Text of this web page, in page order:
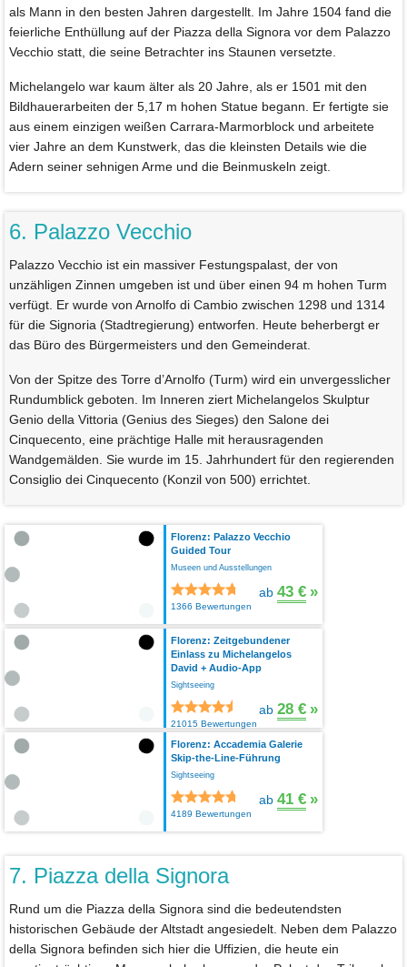
als Mann in den besten Jahren dargestellt. Im Jahre 1504 fand die
feierliche Enthüllung auf der Piazza della Signora vor dem Palazzo
Vecchio statt, die seine Betrachter ins Staunen versetzte.
Michelangelo war kaum älter als 20 Jahre, als er 1501 mit den
Bildhauerarbeiten der 5,17 m hohen Statue begann. Er fertigte sie
aus einem einzigen weißen Carrara-Marmorblock und arbeitete
vier Jahre an dem Kunstwerk, das die kleinsten Details wie die
Adern seiner sehnigen Arme und die Beinmuskeln zeigt.
6. Palazzo Vecchio
Palazzo Vecchio ist ein massiver Festungspalast, der von
unzähligen Zinnen umgeben ist und über einen 94 m hohen Turm
verfügt. Er wurde von Arnolfo di Cambio zwischen 1298 und 1314
für die Signoria (Stadtregierung) entworfen. Heute beherbergt er
das Büro des Bürgermeisters und den Gemeinderat.
Von der Spitze des Torre d’Arnolfo (Turm) wird ein unvergesslicher
Rundumblick geboten. Im Inneren ziert Michelangelos Skulptur
Genio della Vittoria (Genius des Sieges) den Salone dei
Cinquecento, eine prächtige Halle mit herausragenden
Wandgemälden. Sie wurde im 15. Jahrhundert für den regierenden
Consiglio dei Cinquecento (Konzil von 500) errichtet.
Florenz: Palazzo Vecchio
Guided Tour
Museen und Ausstellungen
1366 Bewertungen
ab 43 € »
Florenz: Zeitgebundener
Einlass zu Michelangelos
David + Audio-App
Sightseeing
21015 Bewertungen
ab 28 € »
Florenz: Accademia Galerie
Skip-the-Line-Führung
Sightseeing
4189 Bewertungen
ab 41 € »
7. Piazza della Signora
Rund um die Piazza della Signora sind die bedeutendsten
historischen Gebäude der Altstadt angesiedelt. Neben dem Palazzo
della Signora befinden sich hier die Uffizien, die heute ein